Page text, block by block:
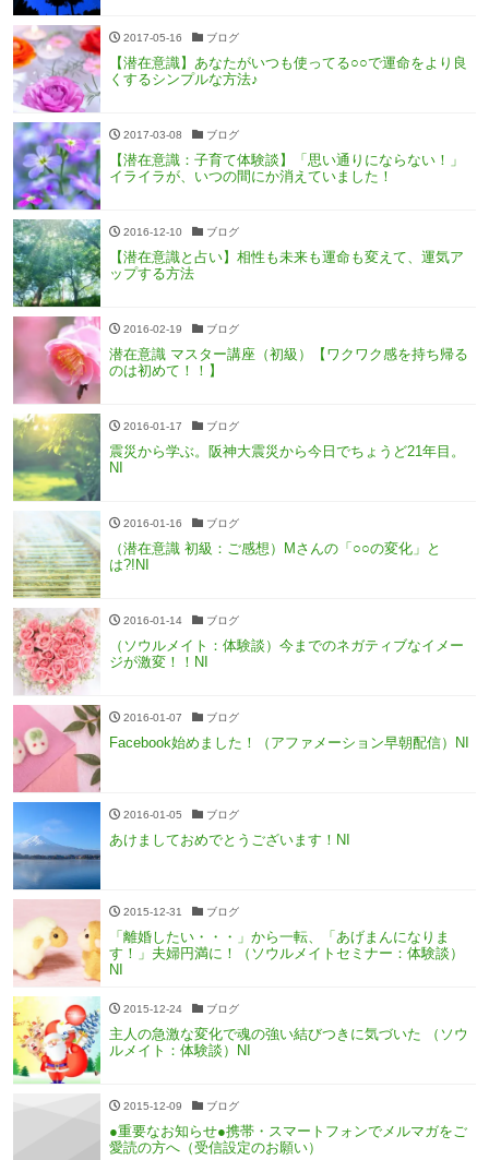
2017-05-16 ブログ
【潜在意識】あなたがいつも使ってる○○で運命をより良
くするシンプルな方法♪
2017-03-08 ブログ
【潜在意識：子育て体験談】「思い通りにならない！」
イライラが、いつの間にか消えていました！
2016-12-10 ブログ
【潜在意識と占い】相性も未来も運命も変えて、運気ア
ップする方法
2016-02-19 ブログ
潜在意識 マスター講座（初級）【ワクワク感を持ち帰る
のは初めて！！】
2016-01-17 ブログ
震災から学ぶ。阪神大震災から今日でちょうど21年目。
NI
2016-01-16 ブログ
（潜在意識 初級：ご感想）Mさんの「○○の変化」と
は?!NI
2016-01-14 ブログ
（ソウルメイト：体験談）今までのネガティブなイメー
ジが激変！！NI
2016-01-07 ブログ
Facebook始めました！（アファメーション早朝配信）NI
2016-01-05 ブログ
あけましておめでとうございます！NI
2015-12-31 ブログ
「離婚したい・・・」から一転、「あげまんになりま
す！」夫婦円満に！（ソウルメイトセミナー：体験談）
NI
2015-12-24 ブログ
主人の急激な変化で魂の強い結びつきに気づいた （ソウ
ルメイト：体験談）NI
2015-12-09 ブログ
●重要なお知らせ●携帯・スマートフォンでメルマガをご
愛読の方へ（受信設定のお願い）